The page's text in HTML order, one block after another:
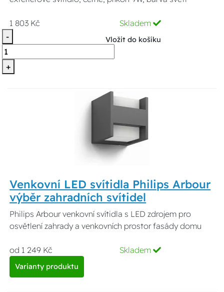
1 803 Kč
Skladem
-
+
Vložit do košíku
Venkovní LED svítidla Philips Arbour
výběr zahradních svítidel
Philips Arbour venkovní svítidla s LED zdrojem pro
osvětlení zahrady a venkovních prostor fasády domu
od 1 249 Kč Skladem
Varianty produktu